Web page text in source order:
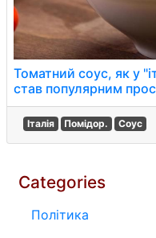
Томатний соус, як у
став популярним
Італія Помідор. Соус
Categories
Політика